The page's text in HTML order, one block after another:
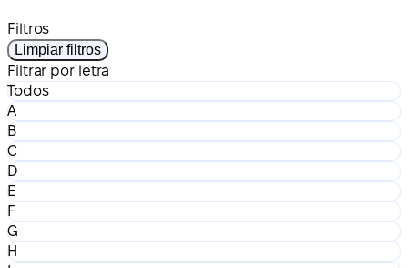
Filtros
Limpiar filtros
Filtrar por letra
Todos
A
B
C
D
E
F
G
H